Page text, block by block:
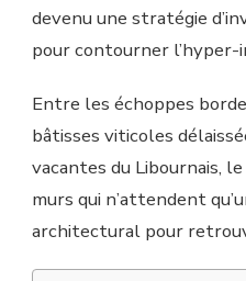
devenu une stratégie
pour contourner
Entre les échoppes
bâtisses viticoles
vacantes du Libournais,
murs qui n’attendent
architectural pour